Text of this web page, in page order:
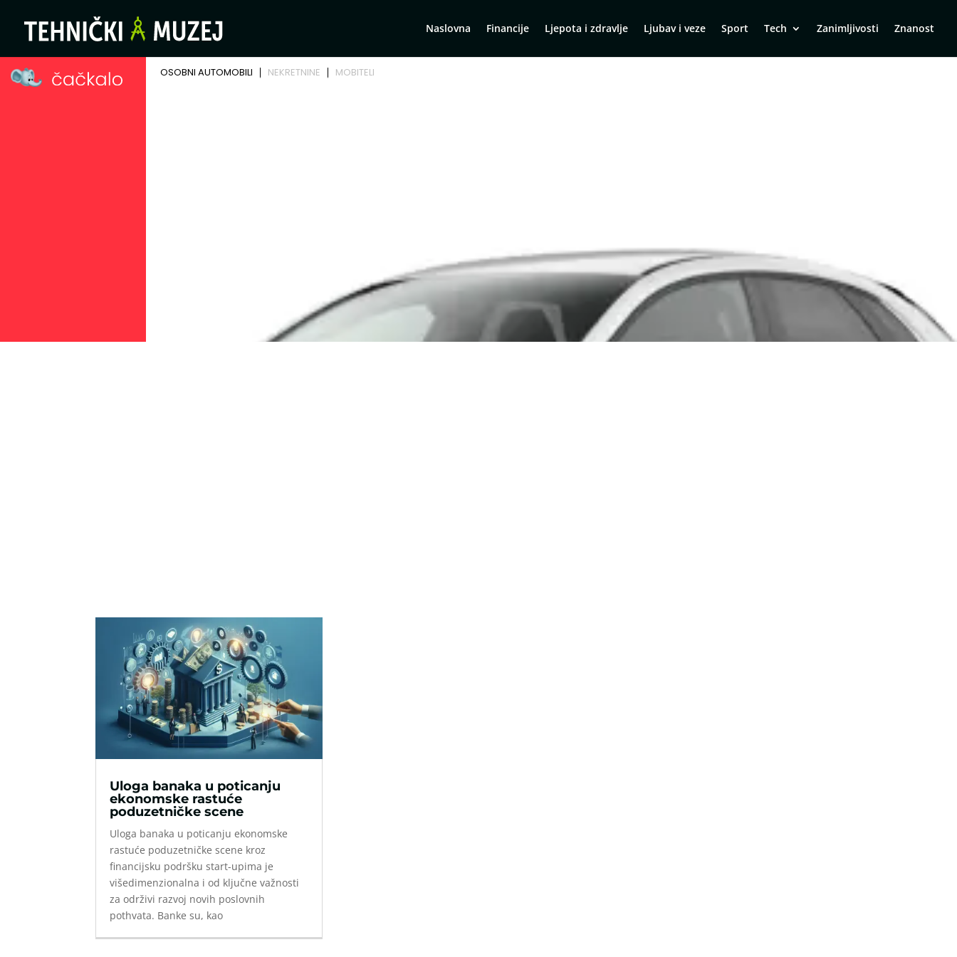
Naslovna Financije Ljepota i zdravlje Ljubav i veze Sport Tech Zanimljivosti Znanost
Uloga banaka u poticanju
ekonomske rastuće
poduzetničke scene
Uloga banaka u poticanju ekonomske
rastuće poduzetničke scene kroz
financijsku podršku start-upima je
višedimenzionalna i od ključne važnosti
za održivi razvoj novih poslovnih
pothvata. Banke su, kao